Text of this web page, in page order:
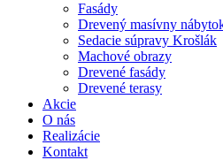
Fasády
Drevený masívny
Sedacie súpravy Krošlák
Machové obrazy
Drevené fasády
Drevené terasy
Akcie
O nás
Realizácie
Kontakt